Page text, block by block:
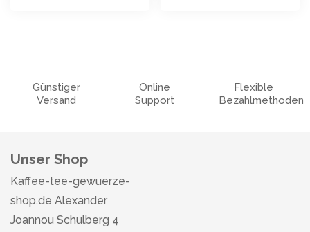
Günstiger
Versand
Online
Support
Flexible
Bezahlmethoden
Unser Shop
Kaffee-tee-gewuerze-
shop.de Alexander
Joannou Schulberg 4